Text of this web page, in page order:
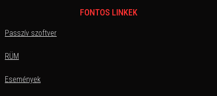
FONTOS LINKEK
Passzív szoftver
RÜM
Események